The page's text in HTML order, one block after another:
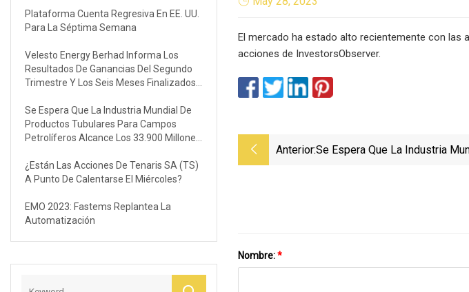
Plataforma Cuenta Regresiva En EE. UU.
Para La Séptima Semana
Velesto Energy Berhad Informa Los
Resultados De Ganancias Del Segundo
Trimestre Y Los Seis Meses Finalizados
Se Espera Que La Industria Mundial De
Productos Tubulares Para Campos
Petrolíferos Alcance Los 33.900 Millones
¿Están Las Acciones De Tenaris SA (TS)
A Punto De Calentarse El Miércoles?
EMO 2023: Fastems Replantea La
Automatización
El mercado ha estado alto recientemente con las
acciones de InvestorsObserver.
Anterior:Se Espera Que La Industria
Nombre:*